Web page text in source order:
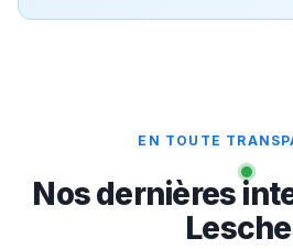
EN TOUTE
Nos dernières